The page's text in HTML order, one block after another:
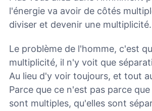
l'énergie va avoir de côtés
diviser et devenir une multiplicité.
Le problème de l'homme, c'est
multiplicité, il n'y voit que
Au lieu d'y voir toujours, et tout
Parce que ce n'est pas parce
sont multiples, qu'elles sont